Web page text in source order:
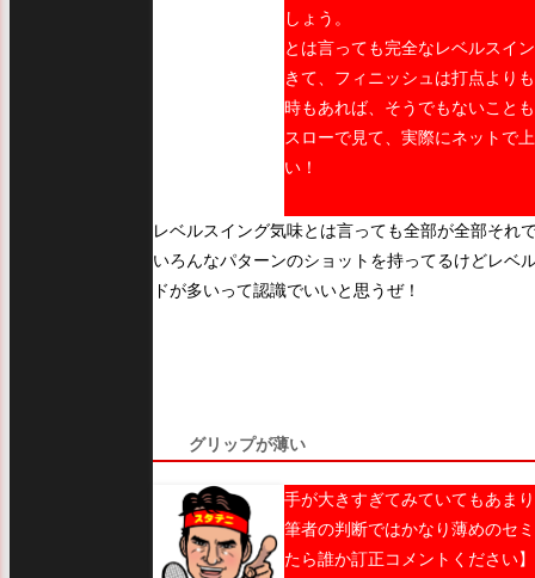
しょう。
とは言っても完全なレベルスイ
きて、フィニッシュは打点より
時もあれば、そうでもないこと
スローで見て、実際にネットで
い！
レベルスイング気味とは言っても全部が全部それ
いろんなパターンのショットを持ってるけどレベ
ドが多いって認識でいいと思うぜ！
グリップが薄い
手が大きすぎてみていてもあま
筆者の判断ではかなり薄めのセ
たら誰か訂正コメントください】